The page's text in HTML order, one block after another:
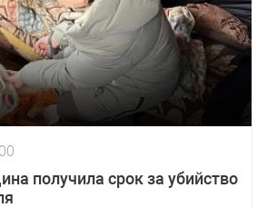
получила срок за убийство